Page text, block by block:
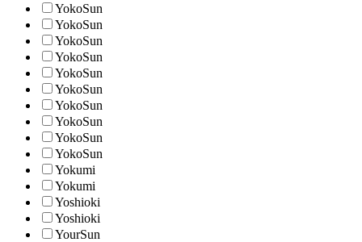
YokoSun
YokoSun
YokoSun
YokoSun
YokoSun
YokoSun
YokoSun
YokoSun
YokoSun
YokoSun
Yokumi
Yokumi
Yoshioki
Yoshioki
YourSun